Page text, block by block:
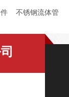
不锈钢流体管